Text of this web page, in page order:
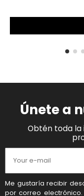
Únete a
Obtén toda la
Me gustaría recibir
por correo